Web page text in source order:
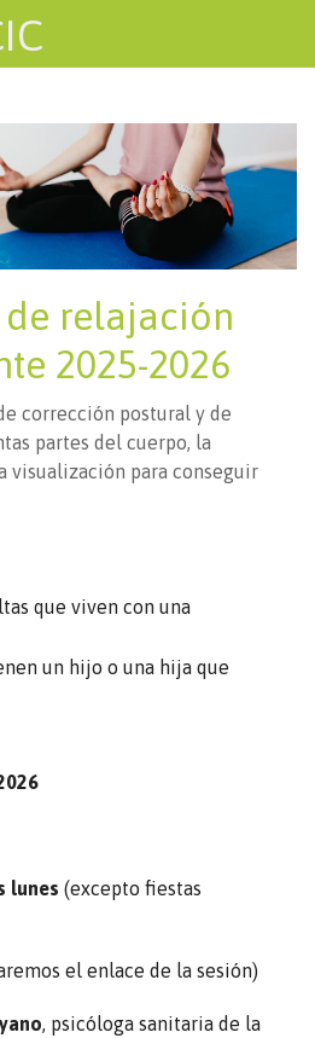
relajación
2025-2026
corrección postural y de
partes del cuerpo, la
visualización para conseguir
que viven con una
un hijo o una hija que
lunes (excepto fiestas
el enlace de la sesión)
, psicóloga sanitaria de la